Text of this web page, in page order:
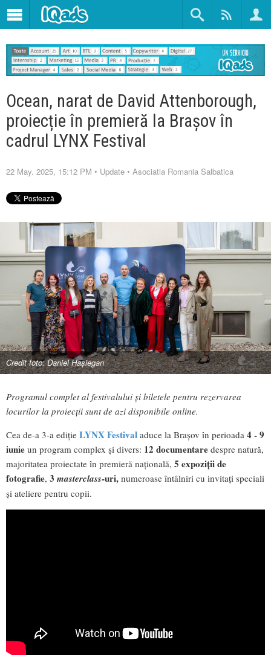
Ocean, narat de David Attenborough,
proiecție în premieră la Brașov în
cadrul LYNX Festival
22 May. 2025, 15:12 PM • Update • Asociatia Romania Salbatica
Credit foto: Daniel Hașiegan
Programul complet al festivalului și biletele pentru rezervarea
locurilor la proiecții sunt de azi disponibile online.
Cea de-a 3-a ediție LYNX Festival aduce la Brașov în perioada 4 - 9
iunie un program complex și divers: 12 documentare despre natură,
majoritatea proiectate în premieră națională, 5 expoziții de
fotografie, 3 masterclass-uri, numeroase întâlniri cu invitați speciali
și ateliere pentru copii.